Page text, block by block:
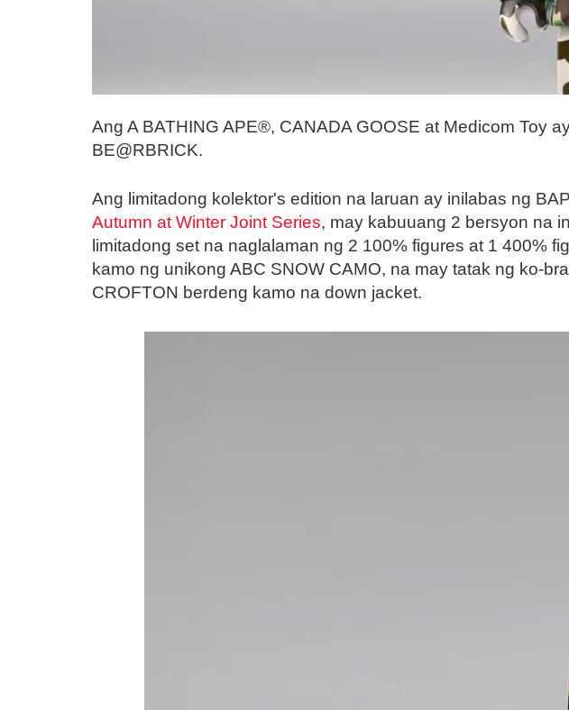
Ang A BATHING APE®, CANADA GOOSE at Medicom Toy
BE@RBRICK.
Ang limitadong kolektor's edition na laruan ay inilabas ng
Autumn at Winter Joint Series, may kabuuang 2 bersyon na
limitadong set na naglalaman ng 2 100% figures at 1 400%
kamo ng unikong ABC SNOW CAMO, na may tatak ng ko-
CROFTON berdeng kamo na down jacket.